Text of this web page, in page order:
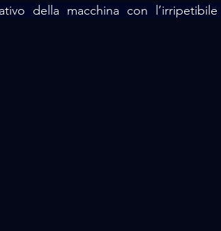
della macchina con l’irripetibile